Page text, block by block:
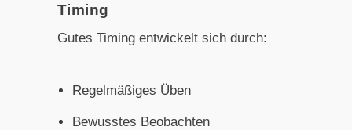
Timing
Gutes Timing entwickelt sich durch:
Regelmäßiges Üben
Bewusstes Beobachten